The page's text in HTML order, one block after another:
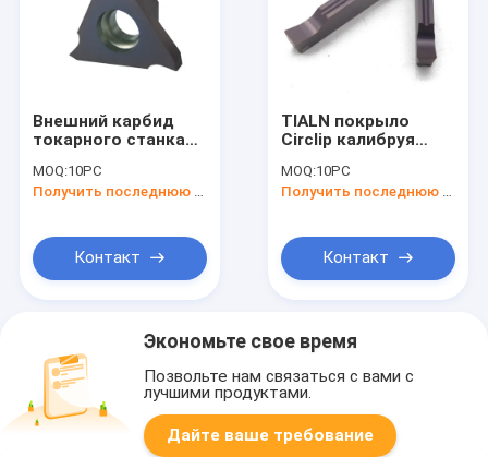
Внешний карбид
токарного станка
вставки для
вырезывания
MOQ:10PC
Получить последнюю цену
Контакт
TIALN покрыло
Circlip калибруя
200 расставания
токарного станка
MOQ:10PC
Получить последнюю цену
Контакт
Экономьте свое время
Позвольте нам связаться с вами с
лучшими продуктами.
Дайте ваше требование